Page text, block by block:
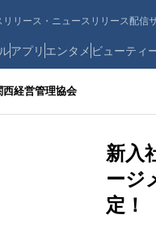
リリース・ニュースリリース配信
アプリ エンタメ ビューティ
西経営管理協会
新入
ージ
定！